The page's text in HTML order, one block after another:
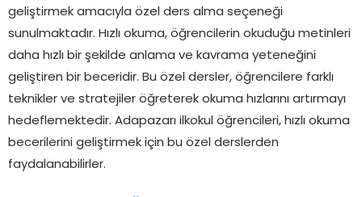
geliştirmek amacıyla özel ders alma seçeneği
sunulmaktadır. Hızlı okuma, öğrencilerin okuduğu metinleri
daha hızlı bir şekilde anlama ve kavrama yeteneğini
geliştiren bir beceridir. Bu özel dersler, öğrencilere farklı
teknikler ve stratejiler öğreterek okuma hızlarını artırmayı
hedeflemektedir. Adapazarı ilkokul öğrencileri, hızlı okuma
becerilerini geliştirmek için bu özel derslerden
faydalanabilirler.